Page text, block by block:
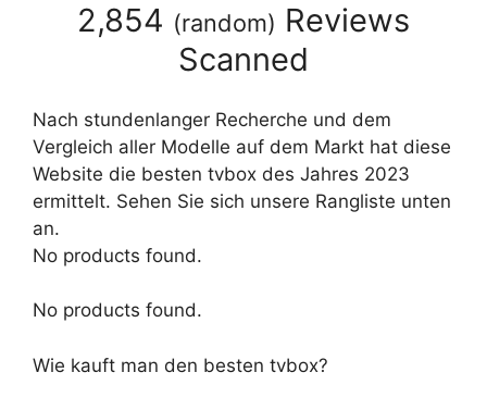
2,854 (random) Reviews
Scanned
Nach stundenlanger Recherche und dem
Vergleich aller Modelle auf dem Markt hat diese
Website die besten tvbox des Jahres 2023
ermittelt. Sehen Sie sich unsere Rangliste unten
an.
No products found.
No products found.
Wie kauft man den besten tvbox?